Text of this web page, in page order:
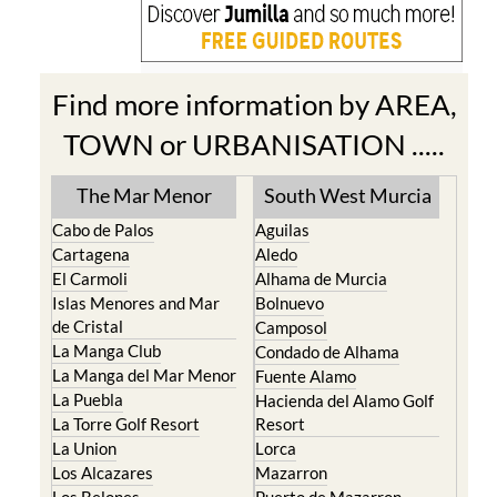
Find more information by AREA,
TOWN or URBANISATION .....
The Mar Menor
Cabo de Palos
Cartagena
El Carmoli
Islas Menores and Mar
de Cristal
La Manga Club
La Manga del Mar Menor
La Puebla
La Torre Golf Resort
La Union
Los Alcazares
South West Murcia
Aguilas
Aledo
Alhama de Murcia
Bolnuevo
Camposol
Condado de Alhama
Fuente Alamo
Hacienda del Alamo Golf
Resort
Lorca
Mazarron